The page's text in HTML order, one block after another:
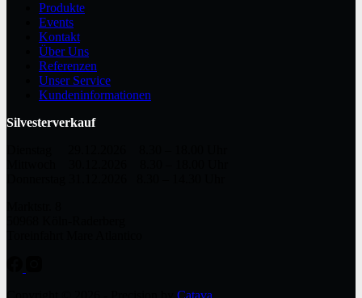
Produkte
Events
Kontakt
Über Uns
Referenzen
Unser Service
Kundeninformationen
Silvesterverkauf